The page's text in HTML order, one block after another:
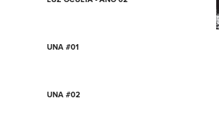
UNA #01
UNA #02